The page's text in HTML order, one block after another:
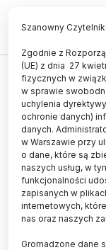
ROBOT
Szanowny
Zgodnie z
(UE) z dnia 27
fizycznych w
w sprawie
uchylenia
ochronie danych)
danych.
w Warszawie przy
o dane, które są
naszych usług, w
funkcjonalności
zapisanych w
internetowych,
nas oraz naszych
Gromadzone dane